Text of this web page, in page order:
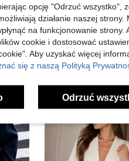
opcję "Odrzuć wszystko",
działanie naszej strony.
na funkcjonowanie strony.
cookie i dostosować
Aby uzyskać więcej
się z naszą Polityką
Odrzuć